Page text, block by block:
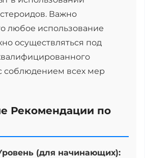
Важно
любое использование
осуществляться под
соблюдением всех мер
Рекомендации по
(для начинающих):